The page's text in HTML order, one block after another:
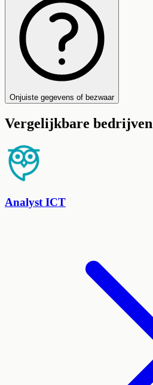
Onjuiste gegevens of bezwaar
Vergelijkbare bedrijven
Analyst ICT